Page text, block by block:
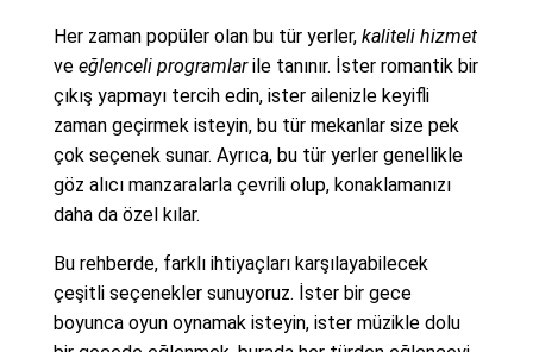
Her zaman popüler olan bu tür yerler, kaliteli hizmet
ve eğlenceli programlarile tanınır. İster romantik bir
çıkış yapmayı tercih edin, ister ailenizle keyifli
zaman geçirmek isteyin, bu tür mekanlar size pek
çok seçenek sunar. Ayrıca, bu tür yerler genellikle
göz alıcı manzaralarla çevrili olup, konaklamanızı
daha da özel kılar.
Bu rehberde, farklı ihtiyaçları karşılayabilecek
çeşitli seçenekler sunuyoruz. İster bir gece
boyunca oyun oynamak isteyin, ister müzikle dolu